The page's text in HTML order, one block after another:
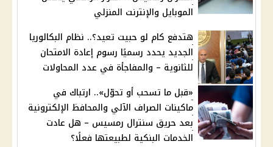
الموبايل والإنترنت المنزلي
هتدفع كام لو حبيت تعيد؟.. نظام البكالوريا
الجديد يحدد رسميًا رسوم إعادة الامتحان
للثانوية – والمفاجأة في عدد المحاولات
«قبل ما تسحب أو تحوّل».. ارتباك في
ماكينات الصراف الآلي والمحافظ الإلكترونية
بعد حريق سنترال رمسيس – هل عادت
الخدمات البنكية لطبيعتها فعلًا؟